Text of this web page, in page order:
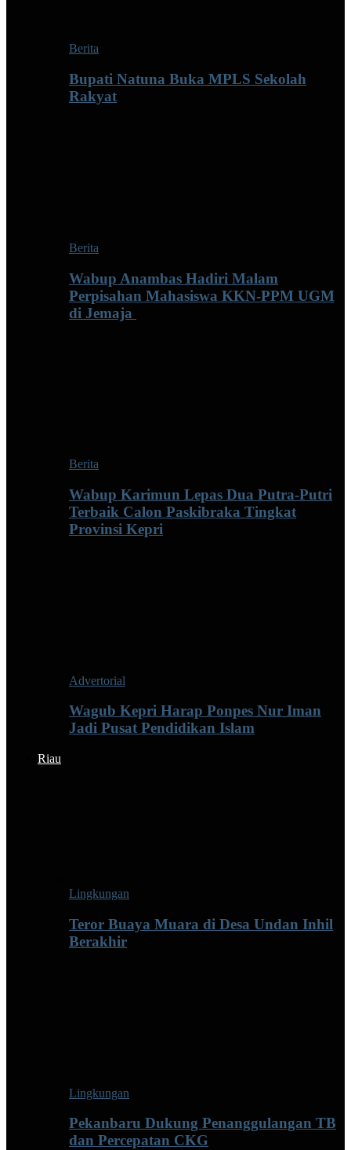
Berita
Bupati Natuna Buka MPLS Sekolah
Rakyat
Berita
Wabup Anambas Hadiri Malam
Perpisahan Mahasiswa KKN-PPM UGM
di Jemaja ‎
Berita
Wabup Karimun Lepas Dua Putra-Putri
Terbaik Calon Paskibraka Tingkat
Provinsi Kepri
Advertorial
Wagub Kepri Harap Ponpes Nur Iman
Jadi Pusat Pendidikan Islam
Riau
Lingkungan
Teror Buaya Muara di Desa Undan Inhil
Berakhir
Lingkungan
Pekanbaru Dukung Penanggulangan TB
dan Percepatan CKG